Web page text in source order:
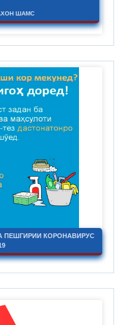
ШАМС
ПЕШГИРИИ КОРОНАВИРУС